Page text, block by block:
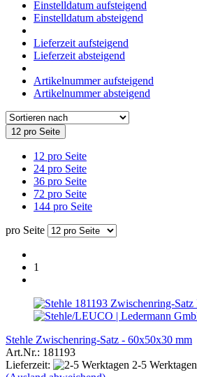
Einstelldatum aufsteigend
Einstelldatum absteigend
Lieferzeit aufsteigend
Lieferzeit absteigend
Artikelnummer aufsteigend
Artikelnummer absteigend
12 pro Seite
12 pro Seite
24 pro Seite
36 pro Seite
72 pro Seite
144 pro Seite
pro Seite
1
Stehle Zwischenring-Satz - 60x50x30 mm
Art.Nr.: 181193
Lieferzeit:
2-5 Werktagen